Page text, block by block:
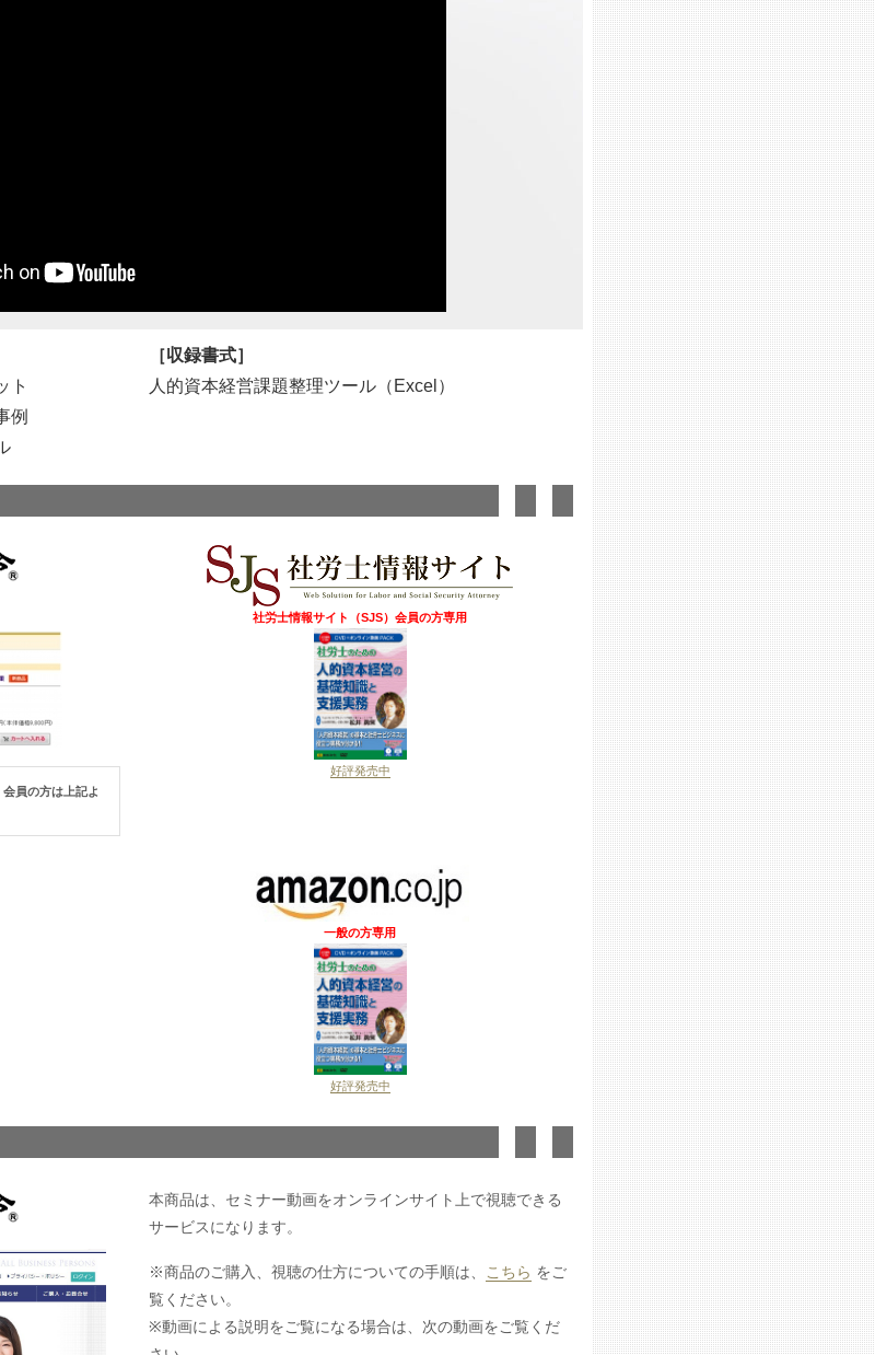
ト
例
［収録書式］
人的資本経営課題整理ツール（Excel）
会員の方は上記よ
社労士情報サイト（SJS）会員の方専用
好評発売中
一般の方専用
好評発売中
本商品は、セミナー動画をオンラインサイト上で視聴できる
サービスになります。
※商品のご購入、視聴の仕方についての手順は、 こちら をご
覧ください。
※動画による説明をご覧になる場合は、次の動画をご覧くだ